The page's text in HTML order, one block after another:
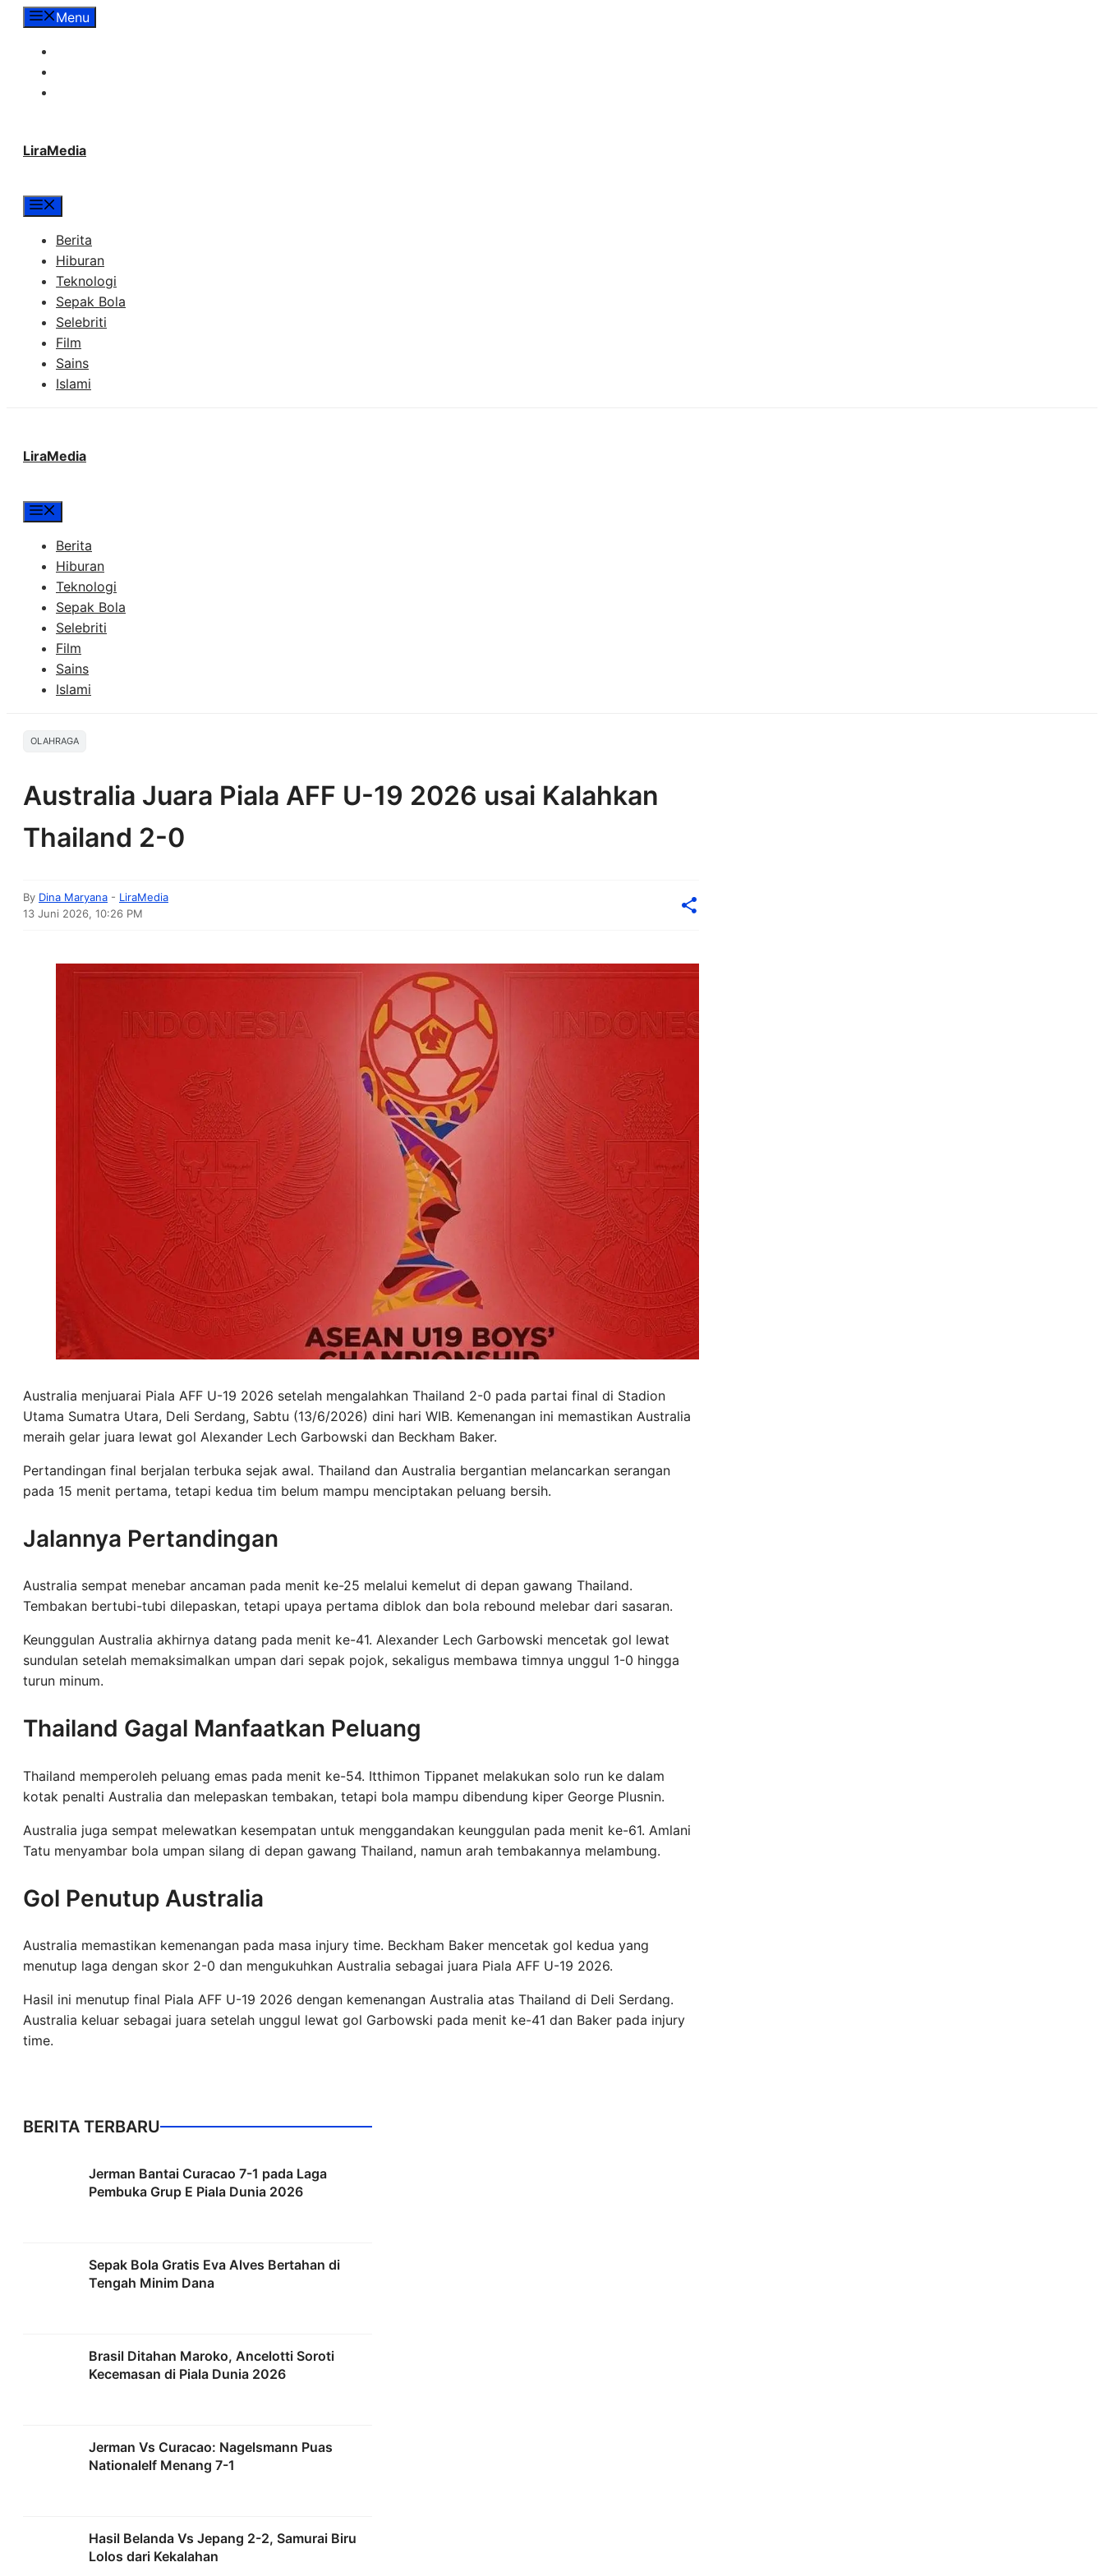
LangsungMenu
LiraMedia
Berita
Hiburan
Teknologi
Sepak Bola
Selebriti
Film
Sains
Islami
LiraMedia
Berita
Hiburan
Teknologi
Sepak Bola
Selebriti
Film
Sains
Islami
OLAHRAGA
Australia Juara Piala AFF U-19 2026 usai Kalahkan
Thailand 2-0
By Dina Maryana - LiraMedia
13 Juni 2026, 10:26 PM
Australia menjuarai Piala AFF U-19 2026 setelah mengalahkan Thailand 2-0 pada partai final di Stadion
Utama Sumatra Utara, Deli Serdang, Sabtu (13/6/2026) dini hari WIB. Kemenangan ini memastikan Australia
meraih gelar juara lewat gol Alexander Lech Garbowski dan Beckham Baker.
Pertandingan final berjalan terbuka sejak awal. Thailand dan Australia bergantian melancarkan serangan
pada 15 menit pertama, tetapi kedua tim belum mampu menciptakan peluang bersih.
Jalannya Pertandingan
Australia sempat menebar ancaman pada menit ke-25 melalui kemelut di depan gawang Thailand.
Tembakan bertubi-tubi dilepaskan, tetapi upaya pertama diblok dan bola rebound melebar dari sasaran.
Keunggulan Australia akhirnya datang pada menit ke-41. Alexander Lech Garbowski mencetak gol lewat
sundulan setelah memaksimalkan umpan dari sepak pojok, sekaligus membawa timnya unggul 1-0 hingga
turun minum.
Thailand Gagal Manfaatkan Peluang
Thailand memperoleh peluang emas pada menit ke-54. Itthimon Tippanet melakukan solo run ke dalam
kotak penalti Australia dan melepaskan tembakan, tetapi bola mampu dibendung kiper George Plusnin.
Australia juga sempat melewatkan kesempatan untuk menggandakan keunggulan pada menit ke-61. Amlani
Tatu menyambar bola umpan silang di depan gawang Thailand, namun arah tembakannya melambung.
Gol Penutup Australia
Australia memastikan kemenangan pada masa injury time. Beckham Baker mencetak gol kedua yang
menutup laga dengan skor 2-0 dan mengukuhkan Australia sebagai juara Piala AFF U-19 2026.
Hasil ini menutup final Piala AFF U-19 2026 dengan kemenangan Australia atas Thailand di Deli Serdang.
Australia keluar sebagai juara setelah unggul lewat gol Garbowski pada menit ke-41 dan Baker pada injury
time.
BERITA TERBARU
Jerman Bantai Curacao 7-1 pada Laga
Pembuka Grup E Piala Dunia 2026
Sepak Bola Gratis Eva Alves Bertahan di
Tengah Minim Dana
Brasil Ditahan Maroko, Ancelotti Soroti
Kecemasan di Piala Dunia 2026
Jerman Vs Curacao: Nagelsmann Puas
Nationalelf Menang 7-1
Hasil Belanda Vs Jepang 2-2, Samurai Biru
Lolos dari Kekalahan